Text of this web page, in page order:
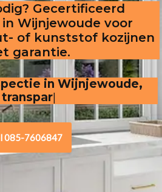
Gecertificeerd
Wijnjewoude voor
of kunststof kozijnen
garantie.
in Wijnjewoude,
offerte
085-7606847